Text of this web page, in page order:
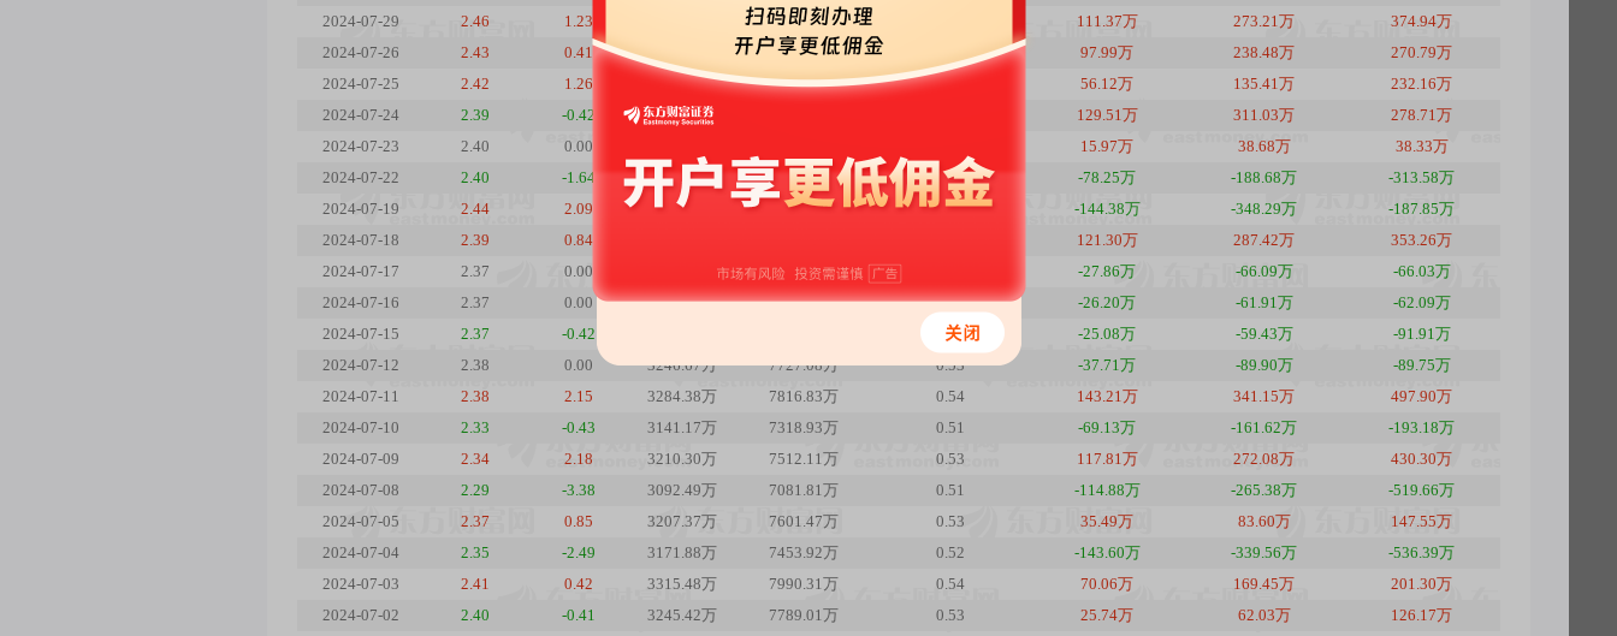
2024-07-29
2.46 1.23 8553.82万 111.37万 273.21万
374.94万
2024-07-26
2.43 0.41 8178.88万 97.99万 238.48万
270.79万
2024-07-25
2.42 1.26 3267.80万 7908.08万 0.54 56.12万 135.41万
232.16万
2024-07-24
2.39 -0.42 3211.68万 129.51万 311.03万
278.71万
2024-07-23
2.40 0.00 15.97万 38.68万
38.33万
2024-07-22
2.40 -1.64 3066.20万 7358.89万 0.5 -78.25万 -188.68万
-313.58万
2024-07-19
2.44 2.09 3144.45万 7672.46万 0.51 -144.38万 -348.29万
-187.85万
2024-07-18
2.39 0.84 121.30万 287.42万
353.26万
2024-07-17
2.37 0.00 7507.05万 -27.86万 -66.09万
-66.03万
2024-07-16
2.37 0.00 3195.39万 7573.08万 0.52 -26.20万 -61.91万
-62.09万
2024-07-15
2.37 -0.42 0.53 -25.08万 -59.43万
-91.91万
2024-07-12
2.38 0.00 3246.67万 7727.08万 0.53 -37.71万 -89.90万
-89.75万
2024-07-11
2.38 2.15 3284.38万 7816.83万 0.54 143.21万 341.15万
497.90万
2024-07-10
2.33 -0.43 3141.17万 7318.93万 0.51 -69.13万 -161.62万
-193.18万
2024-07-09
2.34 2.18 3210.30万 7512.11万 0.53 117.81万 272.08万
430.30万
2024-07-08
2.29 -3.38 3092.49万 7081.81万 0.51 -114.88万 -265.38万
-519.66万
2024-07-05
2.37 0.85 3207.37万 7601.47万 0.53 35.49万 83.60万
147.55万
2024-07-04
2.35 -2.49 3171.88万 7453.92万 0.52 -143.60万 -339.56万
-536.39万
2024-07-03
2.41 0.42 3315.48万 7990.31万 0.54 70.06万 169.45万
201.30万
2024-07-02
2.40 -0.41 3245.42万 7789.01万 0.53 25.74万 62.03万
126.17万